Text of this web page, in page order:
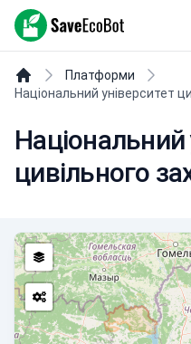
SaveEcoBot
Платформи
Національний університет
Національний
цивільного